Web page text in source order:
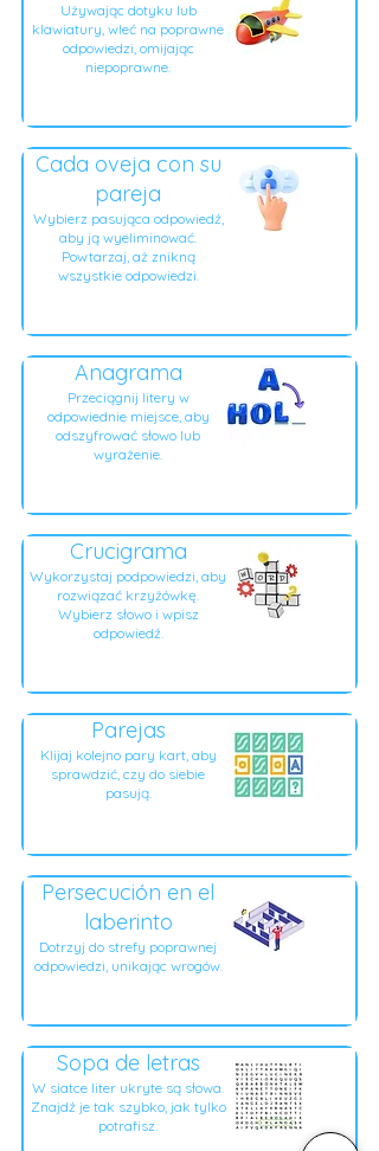
Używając dotyku lub
klawiatury, wleć na poprawne
odpowiedzi, omijając
niepoprawne.
Cada oveja con su
pareja
Wybierz pasująca odpowiedź,
aby ją wyeliminować.
Powtarzaj, aż znikną
wszystkie odpowiedzi.
Anagrama
Przeciągnij litery w
odpowiednie miejsce, aby
odszyfrować słowo lub
wyrażenie.
Crucigrama
Wykorzystaj podpowiedzi, aby
rozwiązać krzyżówkę.
Wybierz słowo i wpisz
odpowiedź.
Parejas
Klijaj kolejno pary kart, aby
sprawdzić, czy do siebie
pasują.
Persecución en el
laberinto
Dotrzyj do strefy poprawnej
odpowiedzi, unikając wrogów.
Sopa de letras
W siatce liter ukryte są słowa.
Znajdź je tak szybko, jak tylko
potrafisz.